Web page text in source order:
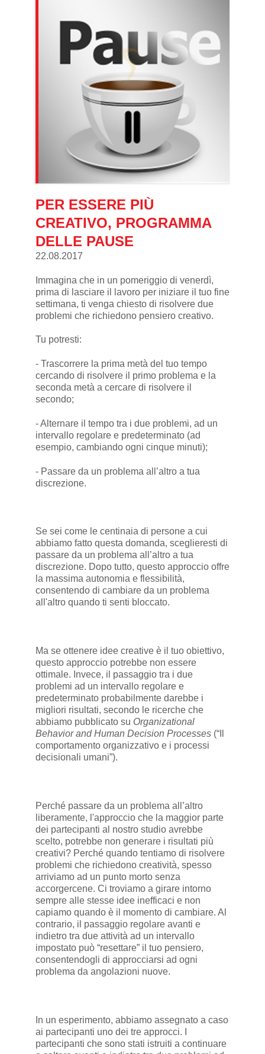
PER ESSERE PIÙ
CREATIVO, PROGRAMMA
DELLE PAUSE
22.08.2017
Immagina che in un pomeriggio di venerdì,
prima di lasciare il lavoro per iniziare il tuo fine
settimana, ti venga chiesto di risolvere due
problemi che richiedono pensiero creativo.
Tu potresti:
- Trascorrere la prima metà del tuo tempo
cercando di risolvere il primo problema e la
seconda metà a cercare di risolvere il
secondo;
- Alternare il tempo tra i due problemi, ad un
intervallo regolare e predeterminato (ad
esempio, cambiando ogni cinque minuti);
- Passare da un problema all’altro a tua
discrezione.
Se sei come le centinaia di persone a cui
abbiamo fatto questa domanda, sceglieresti di
passare da un problema all’altro a tua
discrezione. Dopo tutto, questo approccio offre
la massima autonomia e flessibilità,
consentendo di cambiare da un problema
all'altro quando ti senti bloccato.
Ma se ottenere idee creative è il tuo obiettivo,
questo approccio potrebbe non essere
ottimale. Invece, il passaggio tra i due
problemi ad un intervallo regolare e
predeterminato probabilmente darebbe i
migliori risultati, secondo le ricerche che
abbiamo pubblicato su Organizational
Behavior and Human Decision Processes(“Il
comportamento organizzativo e i processi
decisionali umani”).
Perché passare da un problema all’altro
liberamente, l'approccio che la maggior parte
dei partecipanti al nostro studio avrebbe
scelto, potrebbe non generare i risultati più
creativi? Perché quando tentiamo di risolvere
problemi che richiedono creatività, spesso
arriviamo ad un punto morto senza
accorgercene. Ci troviamo a girare intorno
sempre alle stesse idee inefficaci e non
capiamo quando è il momento di cambiare. Al
contrario, il passaggio regolare avanti e
indietro tra due attività ad un intervallo
impostato può “resettare” il tuo pensiero,
consentendogli di approcciarsi ad ogni
problema da angolazioni nuove.
In un esperimento, abbiamo assegnato a caso
ai partecipanti uno dei tre approcci. I
partecipanti che sono stati istruiti a continuare